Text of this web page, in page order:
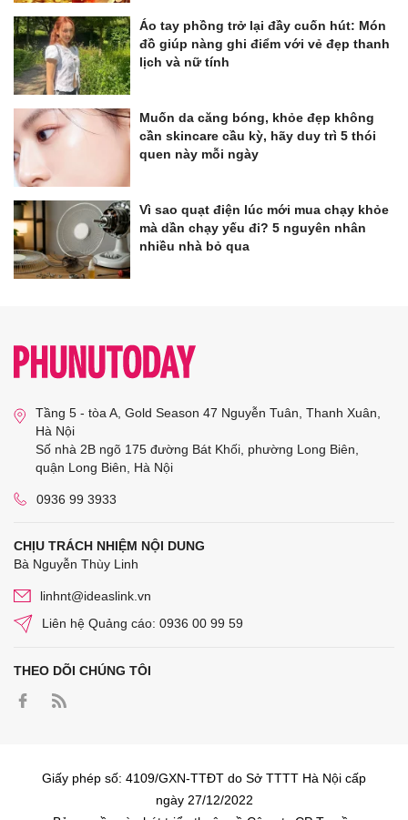
Áo tay phồng trở lại đầy cuốn hút: Món
đồ giúp nàng ghi điểm với vẻ đẹp thanh
lịch và nữ tính
Muốn da căng bóng, khỏe đẹp không
cần skincare cầu kỳ, hãy duy trì 5 thói
quen này mỗi ngày
Vì sao quạt điện lúc mới mua chạy khỏe
mà dần chạy yếu đi? 5 nguyên nhân
nhiều nhà bỏ qua
Tầng 5 - tòa A, Gold Season 47 Nguyễn Tuân, Thanh Xuân,
Hà Nội
Số nhà 2B ngõ 175 đường Bát Khối, phường Long Biên,
quận Long Biên, Hà Nội
0936 99 3933
CHỊU TRÁCH NHIỆM NỘI DUNG
Bà Nguyễn Thùy Linh
linhnt@ideaslink.vn
Liên hệ Quảng cáo: 0936 00 99 59
THEO DÕI CHÚNG TÔI
Giấy phép số: 4109/GXN-TTĐT do Sở TTTT Hà Nội cấp
ngày 27/12/2022